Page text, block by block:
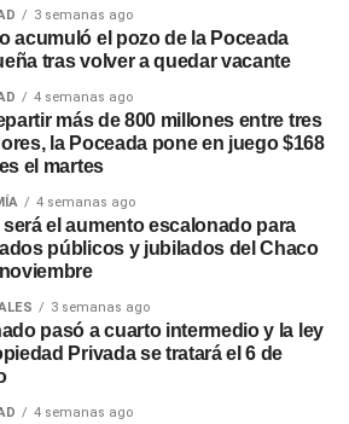
3 semanas ago
acumuló el pozo de la Poceada
tras volver a quedar vacante
4 semanas ago
más de 800 millones entre tres
la Poceada pone en juego $168
el martes
4 semanas ago
el aumento escalonado para
públicos y jubilados del Chaco
3 semanas ago
pasó a cuarto intermedio y la ley
Privada se tratará el 6 de
4 semanas ago